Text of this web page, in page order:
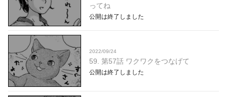
ってね
公開は終了しました
2022/09/24
59. 第57話 ワクワクをつなげて
公開は終了しました